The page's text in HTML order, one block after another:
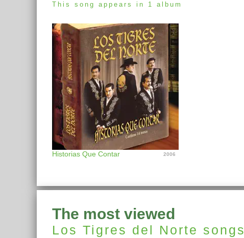
This song appears in 1 album
Historias Que Contar 2006
The most viewed
Los Tigres del Norte songs